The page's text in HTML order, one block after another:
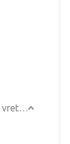
ATC vodeno hlađeni vretenasti motor